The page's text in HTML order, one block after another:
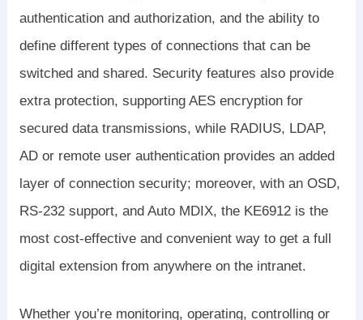
authentication and authorization, and the ability to
define different types of connections that can be
switched and shared. Security features also provide
extra protection, supporting AES encryption for
secured data transmissions, while RADIUS, LDAP,
AD or remote user authentication provides an added
layer of connection security; moreover, with an OSD,
RS-232 support, and Auto MDIX, the KE6912 is the
most cost-effective and convenient way to get a full
digital extension from anywhere on the intranet.
Whether you’re monitoring, operating, controlling or